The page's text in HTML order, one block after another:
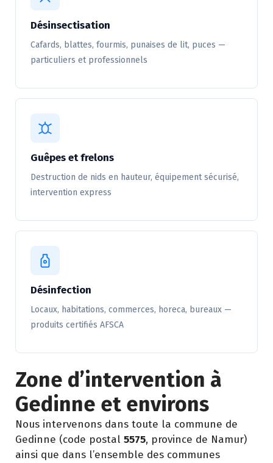
Désinsectisation
Cafards, blattes, fourmis, punaises de lit, puces —
particuliers et professionnels
Guêpes et frelons
Destruction de nids en hauteur, équipement sécurisé,
intervention express
Désinfection
Locaux, habitations, commerces, horeca, bureaux —
produits certifiés AFSCA
Zone d’intervention à
Gedinne et environs
Nous intervenons dans toute la commune de
Gedinne (code postal 5575, province de Namur)
ainsi que dans l’ensemble des communes